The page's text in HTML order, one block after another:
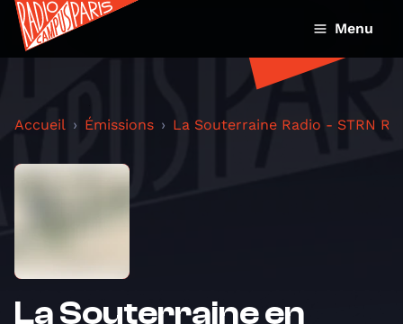
Menu
Accueil Émissions La Souterraine Radio - STRN
La Souterraine en